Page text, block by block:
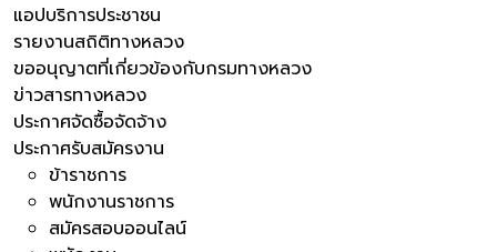
แอปบริการประชาชน
รายงานสถิติทางหลวง
ขออนุญาตที่เกี่ยวข้องกับกรมทางหลวง
ข่าวสารทางหลวง
ประกาศจัดซื้อจัดจ้าง
ประกาศรับสมัครงาน
ข้าราชการ
พนักงานราชการ
สมัครสอบออนไลน์